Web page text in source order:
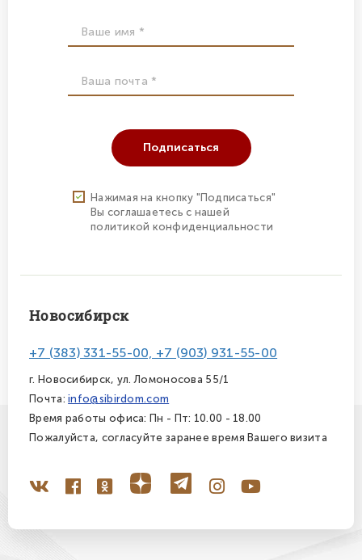
Подписаться
Нажимая на кнопку "Подписаться"
Вы соглашаетесь с нашей
политикой конфиденциальности
Новосибирск
+7 (383) 331-55-00, +7 (903) 931-55-00
г. Новосибирск, ул. Ломоносова 55/1
Почта:info@sibirdom.com
Время работы офиса: Пн - Пт: 10.00 - 18.00
Пожалуйста, согласуйте заранее время Вашего визита